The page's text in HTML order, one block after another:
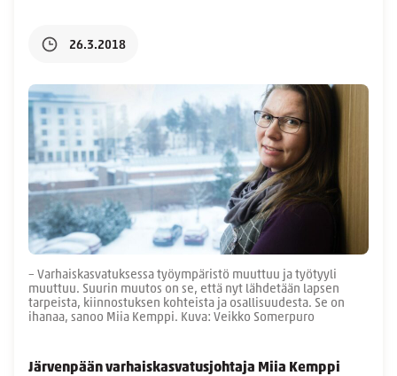
26.3.2018
– Varhaiskasvatuksessa työympäristö muuttuu ja työtyyli
muuttuu. Suurin muutos on se, että nyt lähdetään lapsen
tarpeista, kiinnostuksen kohteista ja osallisuudesta. Se on
ihanaa, sanoo Miia Kemppi. Kuva: Veikko Somerpuro
Järvenpään varhaiskasvatusjohtaja Miia Kemppi